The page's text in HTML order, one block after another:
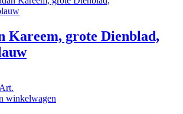
Kareem, grote Dienblad,
winkelwagen